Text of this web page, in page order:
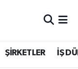
ŞİRKETLER İŞ